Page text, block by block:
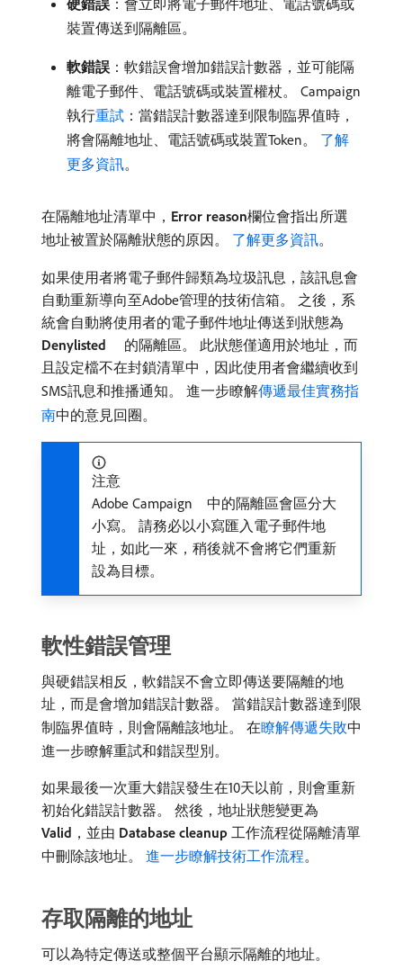
硬錯誤 ：會立即將電子郵件地址、電話號碼或
裝置傳送到隔離區。
軟錯誤 ：軟錯誤會增加錯誤計數器，並可能隔
離電子郵件、電話號碼或裝置權杖。 Campaign
執行重試 ：當錯誤計數器達到限制臨界值時，
將會隔離地址、電話號碼或裝置Token。 了解
更多資訊。
在隔離地址清單中， Error reason​欄位會指出所選
地址被置於隔離狀態的原因。 了解更多資訊。
如果使用者將電子郵件歸類為垃圾訊息，該訊息會
自動重新導向至Adobe管理的技術信箱。 之後，系
統會自動將使用者的電子郵件地址傳送到狀態為
Denylisted 的隔離區。 此狀態僅適用於地址，而
且設定檔不在封鎖清單中，因此使用者會繼續收到
SMS訊息和推播通知。 進一步瞭解傳遞最佳實務指
南中的意見回圈。
注意
Adobe Campaign 中的隔離區會區分大
小寫。 請務必以小寫匯入電子郵件地
址，如此一來，稍後就不會將它們重新
設為目標。
軟性錯誤管理
與硬錯誤相反，軟錯誤不會立即傳送要隔離的地
址，而是會增加錯誤計數器。 當錯誤計數器達到限
制臨界值時，則會隔離該地址。 在瞭解傳遞失敗中
進一步瞭解重試和錯誤型別。
如果最後一次重大錯誤發生在10天以前，則會重新
初始化錯誤計數器。 然後，地址狀態變更為​
Valid ，並由​ Database cleanup ​工作流程從隔離清單
中刪除該地址。 進一步瞭解技術工作流程。
存取隔離的地址
可以為特定傳送或整個平台顯示隔離的地址。